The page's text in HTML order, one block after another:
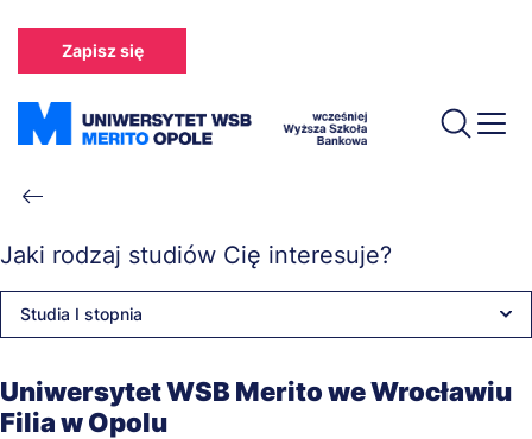
treści
Zapisz się
Ścieżka
nawigacyjna
Jaki rodzaj studiów Cię interesuje?
Studia I stopnia
Uniwersytet WSB Merito we Wrocławiu
Filia w Opolu